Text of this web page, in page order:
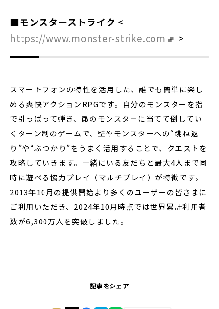
■モンスターストライク <
https://www.monster-strike.com
>
スマートフォンの特性を活用した、誰でも簡単に楽し
める爽快アクションRPGです。自分のモンスターを指
で引っぱって弾き、敵のモンスターに当てて倒してい
くターン制のゲームで、壁やモンスターへの“跳ね返
り”や“ぶつかり”をうまく活用することで、クエストを
攻略していきます。一緒にいる友だちと最大4人まで同
時に遊べる協力プレイ（マルチプレイ）が特徴です。
2013年10月の提供開始より多くのユーザーの皆さまに
ご利用いただき、2024年10月時点では世界累計利用者
数が6,300万人を突破しました。
記事をシェア